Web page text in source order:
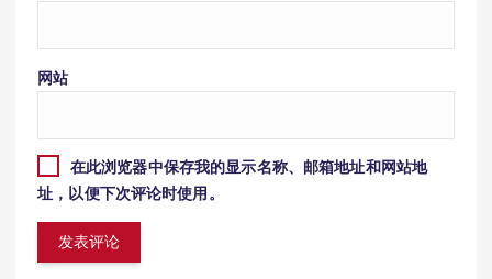
网站
在此浏览器中保存我的显示名称、邮箱地址和网站地
址，以便下次评论时使用。